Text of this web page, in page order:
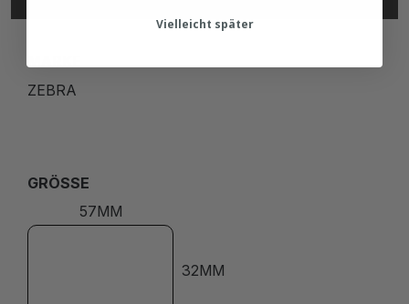
ZEBRA
GRÖSSE
57MM
32MM
Vielleicht später